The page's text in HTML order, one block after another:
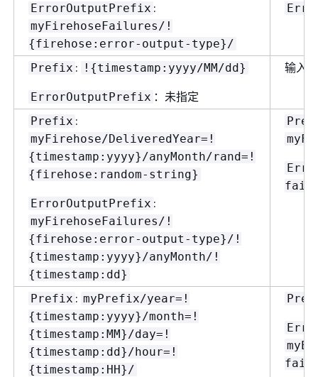
ErrorOutputPrefix :
myFirehoseFailures/!
{firehose:error-output-type}/
Prefix : ! {timestamp:yyyy/MM/dd}
ErrorOutputPrefix ：未指定
输入
Prefix :
myFirehose/DeliveredYear=!
{timestamp:yyyy}/anyMonth/rand=!
{firehose:random-string}
ErrorOutputPrefix :
myFirehoseFailures/!
{firehose:error-output-type}/!
{timestamp:yyyy}/anyMonth/!
{timestamp:dd}
Prefix : myPrefix/year=!
{timestamp:yyyy}/month=!
{timestamp:MM}/day=!
{timestamp:dd}/hour=!
{timestamp:HH}/